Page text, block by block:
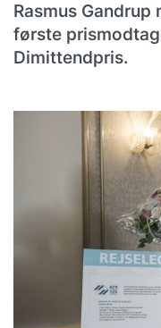
Rasmus
første
Dimittendpris.